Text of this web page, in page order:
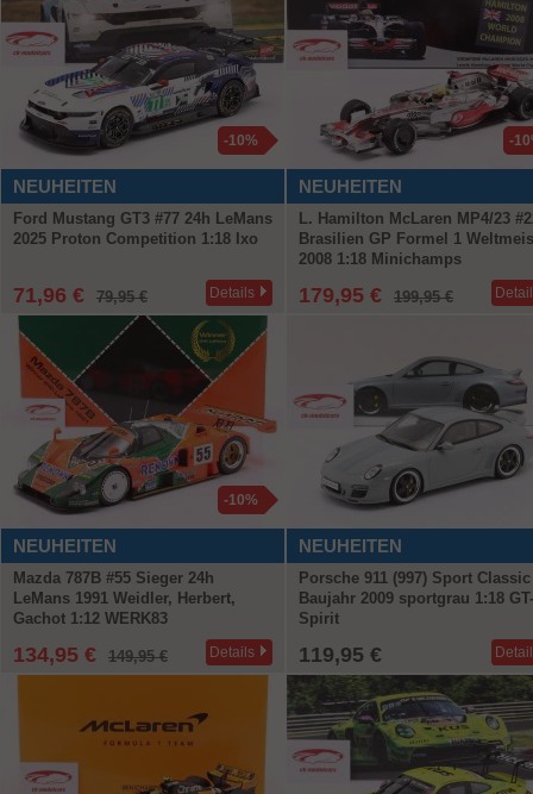
NEUHEITEN
-10%
Ford Mustang GT3 #77 24h LeMans
2025 Proton Competition 1:18 Ixo
71,96 € 79,95 € Details
NEUHEITEN
-
L. Hamilton McLaren MP4/23
Brasilien GP Formel 1
2008 1:18 Minichamps
179,95 € 199,95 €
NEUHEITEN
-10%
Mazda 787B #55 Sieger 24h
LeMans 1991 Weidler, Herbert,
Gachot 1:12 WERK83
134,95 € 149,95 € Details
NEUHEITEN
Porsche 911 (997) Sport Classic
Baujahr 2009 sportgrau 1:18 GT-
Spirit
119,95 €